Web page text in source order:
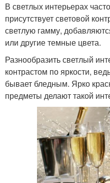
В светлых интерьерах
присутствует световой
светлую гамму,
или другие темные цвета.
Разнообразить светлый
контрастом по яркости,
бывает бледным. Ярко
предметы делают такой